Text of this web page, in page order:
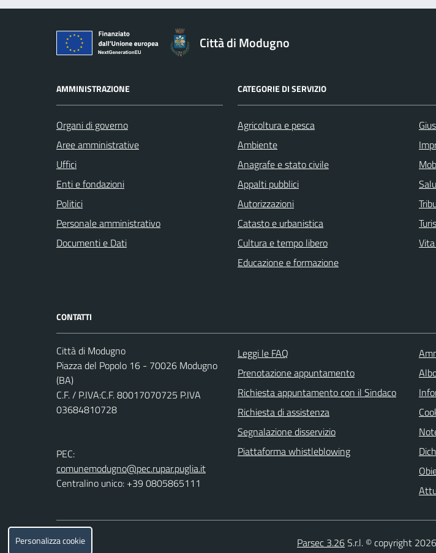
Città di Modugno
AMMINISTRAZIONE
Organi di governo
Aree amministrative
Uffici
Enti e fondazioni
Politici
Personale amministrativo
Documenti e Dati
CATEGORIE DI SERVIZIO
Agricoltura e pesca
Ambiente
Anagrafe e stato civile
Appalti pubblici
Autorizzazioni
Catasto e urbanistica
Cultura e tempo libero
Educazione e formazione
CONTATTI
Città di Modugno
Piazza del Popolo 16 - 70026 Modugno
(BA)
C.F. / P.IVA:C.F. 80017070725 P.IVA
03684810728
PEC:
comunemodugno@pec.rupar.puglia.it
Centralino unico: +39 0805865111
Leggi le FAQ
Prenotazione appuntamento
Richiesta appuntamento con il Sindaco
Richiesta di assistenza
Segnalazione disservizio
Piattaforma whistleblowing
Parsec 3.26S.r.l. © copyright
Personalizza cookie